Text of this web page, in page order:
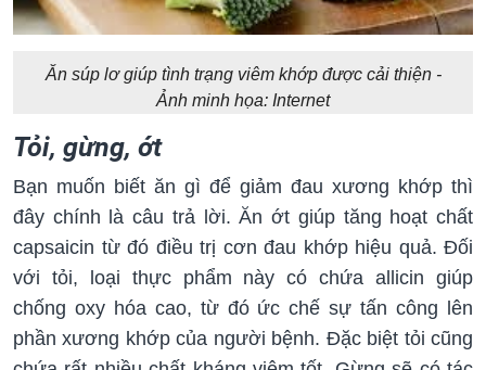
Ăn súp lơ giúp tình trạng viêm khớp được cải thiện -
Ảnh minh họa: Internet
Tỏi, gừng, ớt
Bạn muốn biết ăn gì để giảm đau xương khớp thì
đây chính là câu trả lời. Ăn ớt giúp tăng hoạt chất
capsaicin từ đó điều trị cơn đau khớp hiệu quả. Đối
với tỏi, loại thực phẩm này có chứa allicin giúp
chống oxy hóa cao, từ đó ức chế sự tấn công lên
phần xương khớp của người bệnh. Đặc biệt tỏi cũng